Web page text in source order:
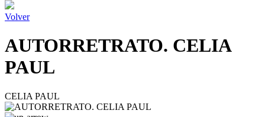
Volver
AUTORRETRATO. CELIA
PAUL
CELIA PAUL